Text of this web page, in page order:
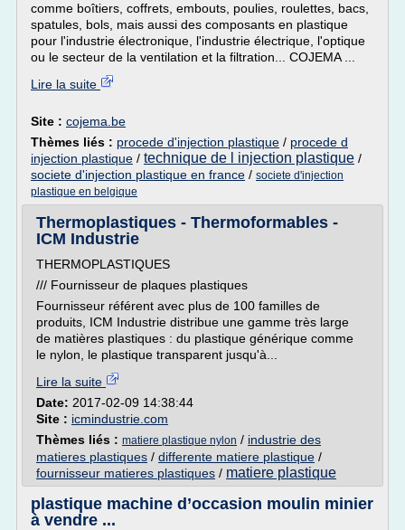
comme boîtiers, coffrets, embouts, poulies, roulettes, bacs,
spatules, bols, mais aussi des composants en plastique
pour l'industrie électronique, l'industrie électrique, l'optique
ou le secteur de la ventilation et la filtration... COJEMA ...
Lire la suite
Site : cojema.be
Thèmes liés : procede d'injection plastique / procede d
injection plastique / technique de l injection plastique /
societe d'injection plastique en france / societe d'injection
plastique en belgique
Thermoplastiques - Thermoformables -
ICM Industrie
THERMOPLASTIQUES
/// Fournisseur de plaques plastiques
Fournisseur référent avec plus de 100 familles de
produits, ICM Industrie distribue une gamme très large
de matières plastiques : du plastique générique comme
le nylon, le plastique transparent jusqu'à...
Lire la suite
Date: 2017-02-09 14:38:44
Site : icmindustrie.com
Thèmes liés : matiere plastique nylon / industrie des
matieres plastiques / differente matiere plastique /
fournisseur matieres plastiques / matiere plastique
plastique machine d’occasion moulin minier
à vendre ...